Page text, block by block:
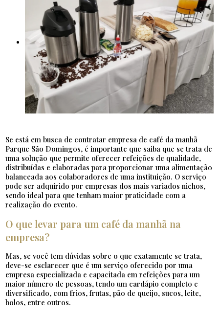
Se está em busca de contratar empresa de café da manhã
Parque São Domingos, é importante que saiba que se trata de
uma solução que permite oferecer refeições de qualidade,
distribuídas e elaboradas para proporcionar uma alimentação
balanceada aos colaboradores de uma instituição. O serviço
pode ser adquirido por empresas dos mais variados nichos,
sendo ideal para que tenham maior praticidade com a
realização do evento.
O que levar para um café da manhã na
empresa?
Mas, se você tem dúvidas sobre o que exatamente se trata,
deve-se esclarecer que é um serviço oferecido por uma
empresa especializada e capacitada em refeições para um
maior número de pessoas, tendo um cardápio completo e
diversificado, com frios, frutas, pão de queijo, sucos, leite,
bolos, entre outros.